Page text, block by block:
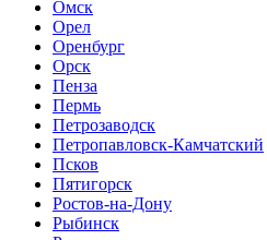
Омск
Орел
Оренбург
Орск
Пенза
Пермь
Петрозаводск
Петропавловск-Камчатский
Псков
Пятигорск
Ростов-на-Дону
Рыбинск